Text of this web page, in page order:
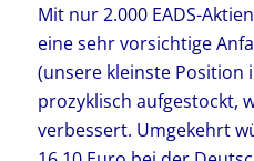
Mit nur 2.000 EADS-
eine sehr vorsichtige
(unsere kleinste Position
prozyklisch aufgestockt,
verbessert. Umgekehrt